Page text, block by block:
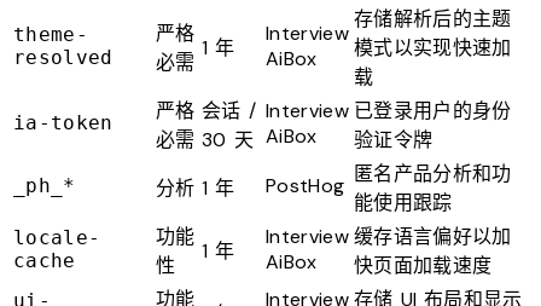
theme-
resolved
严格
必需
1 年
Interview
AiBox
存储解析后的主题
模式以实现快速加
载
ia-token
严格
必需
会话 /
30 天
Interview
AiBox
已登录用户的身份
验证令牌
_ph_* 分析 1 年 PostHog 匿名产品分析和功
能使用跟踪
locale-
cache
功能
性
1 年
Interview
AiBox
缓存语言偏好以加
快页面加载速度
ui- 功能 Interview存储 UI 布局和显示